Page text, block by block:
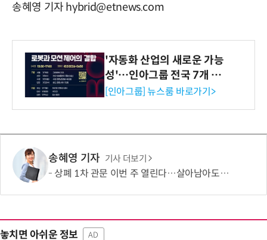
송혜영 기자 hybrid@etnews.com
'자동화 산업의 새로운 가능
성'…인아그룹 전국 7개 도
시 세미나 페어 개최
[인아그룹] 뉴스룸 바로가기>
송혜영 기자 기사 더보기
상폐 1차 관문 이번 주 열린다…살아남아도 내년엔 '300억 시험대'
놓치면 아쉬운 정보 AD